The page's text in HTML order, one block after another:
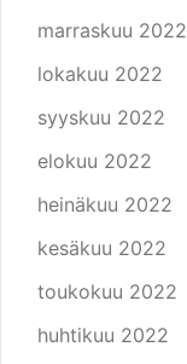
marraskuu 2022
lokakuu 2022
syyskuu 2022
elokuu 2022
heinäkuu 2022
kesäkuu 2022
toukokuu 2022
huhtikuu 2022